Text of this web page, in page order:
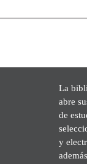
La
abre
de
y